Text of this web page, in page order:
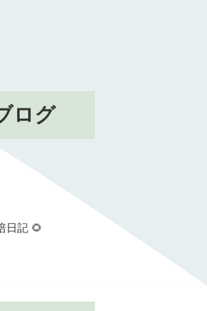
ログ
日記 🌻